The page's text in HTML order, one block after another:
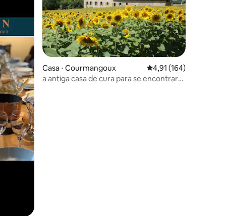
Casa ⋅ Courmangoux 4,91 de uma avaliação
4,91 (164)
a antiga casa de cura para se encontrar